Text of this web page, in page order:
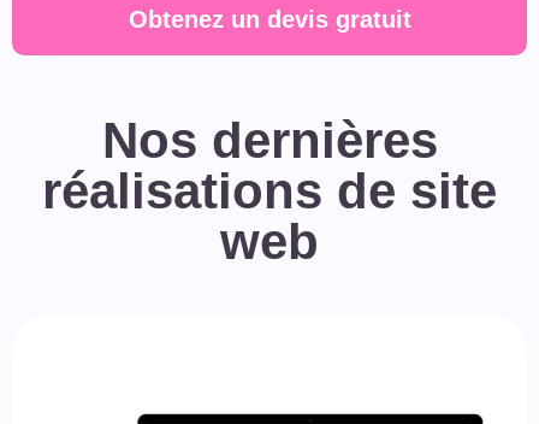
Obtenez un devis gratuit
Nos dernières
réalisations de site
web